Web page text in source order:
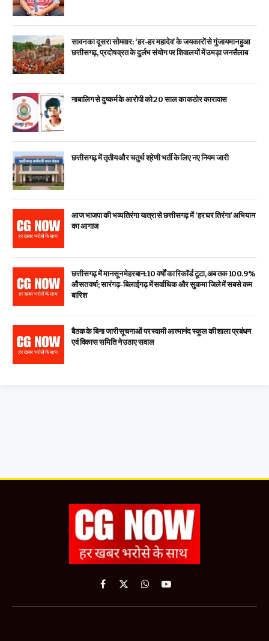
सावन का दूसरा सोमवार: ‘हर-हर महादेव’ के जयकारों से गुंजायमान हुआ
छत्तीसगढ़, प्रदोष व्रत के दुर्लभ संयोग पर शिवालयों में उमड़ा जनसैलाब
नाबालिग से दुष्कर्म के आरोपी को 20 साल का कठोर कारावास
छत्तीसगढ़ में तृतीय और चतुर्थ श्रेणी भर्ती के लिए नए नियम जारी
आज भाजपा की भव्य तिरंगा यात्रा से छत्तीसगढ़ में ‘हर घर तिरंगा’ अभियान
का आगाज
छत्तीसगढ़ में मानसून मेहरबान: 10 वर्षों का रिकॉर्ड टूटा, अब तक 100.9%
औसत वर्षा; सारंगढ़-बिलाईगढ़ में सर्वाधिक और सुकमा जिले में सबसे कम
बारिश
बैठक के बिना जारी सूचनाओं पर स्वामी आत्मानंद स्कूल की शाला प्रबंधन
एवं विकास समिति ने उठाए सवाल
Facebook
X
WhatsApp
YouTube